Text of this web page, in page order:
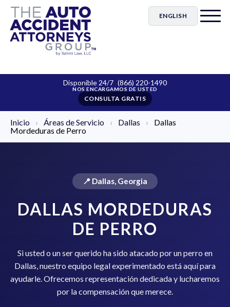
ENGLISH
Disponible 24/7 (866) 220-1490
CONSULTA GRATIS
Inicio › Áreas de Servicio › Dallas ›
Dallas
Mordeduras de Perro
📍 Dallas, Georgia
DALLAS MORDEDURAS
DE PERRO
Si usted o un ser querido ha sido atacado por un perro en
Dallas, nuestro equipo legal experimentado está aquí para
ayudarle. Ofrecemos representación dedicada y lucharemos
por la compensación que merece.